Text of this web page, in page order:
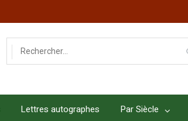
Lettres autographes Par Siècle